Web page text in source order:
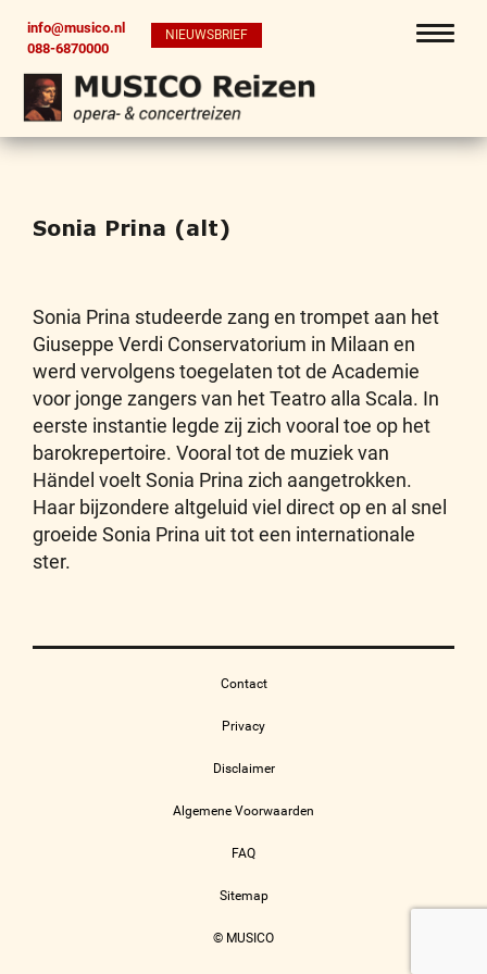
info@musico.nl
088-6870000
NIEUWSBRIEF
Sonia Prina (alt)
Sonia Prina studeerde zang en trompet aan het
Giuseppe Verdi Conservatorium in Milaan en
werd vervolgens toegelaten tot de Academie
voor jonge zangers van het Teatro alla Scala. In
eerste instantie legde zij zich vooral toe op het
barokrepertoire. Vooral tot de muziek van
Händel voelt Sonia Prina zich aangetrokken.
Haar bijzondere altgeluid viel direct op en al snel
groeide Sonia Prina uit tot een internationale
ster.
Contact
Privacy
Disclaimer
Algemene Voorwaarden
FAQ
Sitemap
© MUSICO